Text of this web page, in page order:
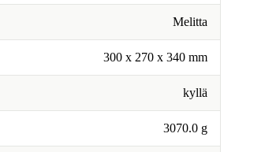
Melitta
300 x 270 x 340 mm
kyllä
3070.0 g